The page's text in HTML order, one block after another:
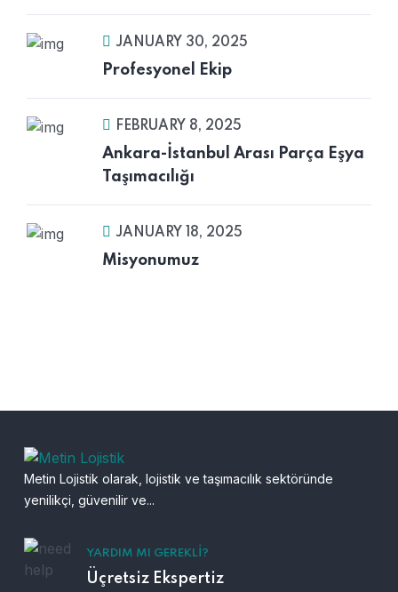
JANUARY 30, 2025
Profesyonel Ekip
FEBRUARY 8, 2025
Ankara-İstanbul Arası Parça Eşya
Taşımacılığı
JANUARY 18, 2025
Misyonumuz
Metin Lojistik olarak, lojistik ve taşımacılık sektöründe
yenilikçi, güvenilir ve...
YARDIM MI GEREKLI?
Üçretsiz Ekspertiz